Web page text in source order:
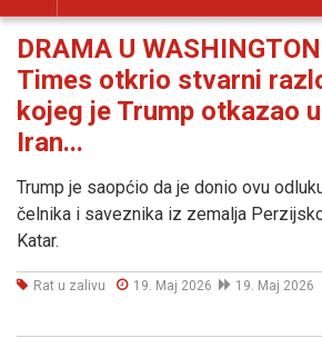
DRAMA U
Times otkrio stvarni
kojeg je Trump otkazao
Iran...
Trump je saopćio da je donio ovu
čelnika i saveznika iz zemalja
Katar.
Rat u zalivu 19. Maj 2026 19. Maj 2026